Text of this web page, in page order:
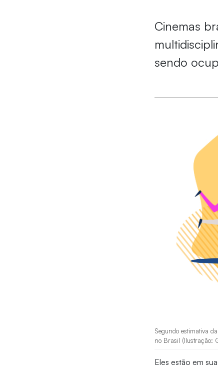
Cinemas
sendo
Segundo estimativa
no Brasil (Ilustração:
Eles estão em